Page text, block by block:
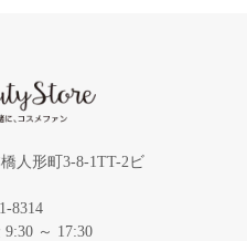
人形町3-8-1TT-2ビ
8314
～ 17:30